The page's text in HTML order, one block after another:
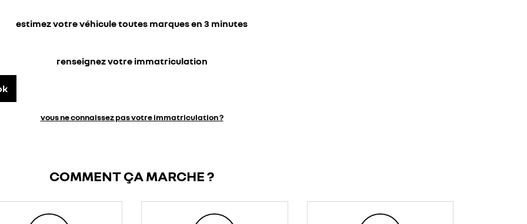
estimez votre véhicule toutes marques en 3 minutes
renseignez votre immatriculation
vous ne connaissez pas votre immatriculation ?
COMMENT ÇA MARCHE ?